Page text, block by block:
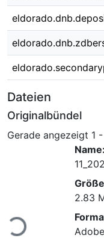
Dateien
Originalbündel
Gerade angezeigt 1
Lade...
Name:
2.83